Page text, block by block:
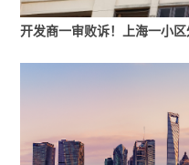
金茂、华润置地、中
两家企业在杨浦区均
块内竞得K8-05地块，
创造了板块单价“地王”
开发商一审败诉！上海一小